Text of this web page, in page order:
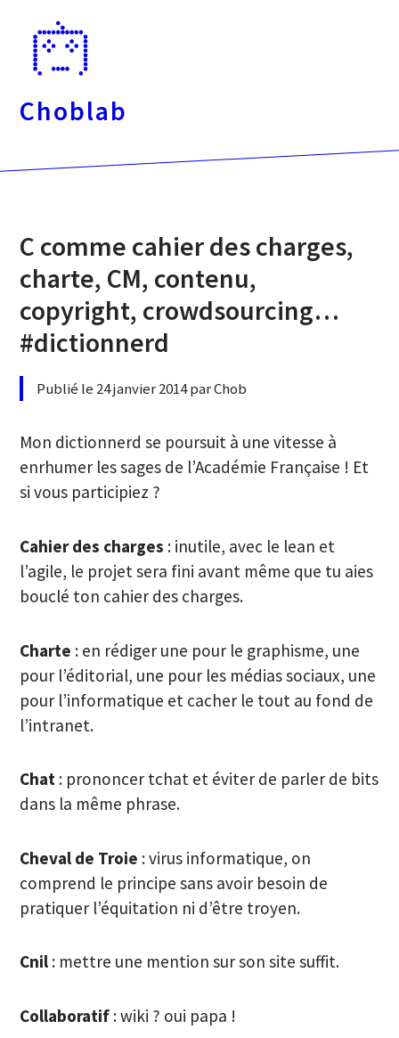
directement
Choblab
C comme cahier des charges,
charte, CM, contenu,
copyright, crowdsourcing…
#dictionnerd
Publié le 24 janvier 2014 par Chob
Mon dictionnerd se poursuit à une vitesse à
enrhumer les sages de l’Académie Française ! Et
si vous participiez ?
Cahier des charges : inutile, avec le lean et
l’agile, le projet sera fini avant même que tu aies
bouclé ton cahier des charges.
Charte : en rédiger une pour le graphisme, une
pour l’éditorial, une pour les médias sociaux, une
pour l’informatique et cacher le tout au fond de
l’intranet.
Chat : prononcer tchat et éviter de parler de bits
dans la même phrase.
Cheval de Troie : virus informatique, on
comprend le principe sans avoir besoin de
pratiquer l’équitation ni d’être troyen.
Cnil : mettre une mention sur son site suffit.
Collaboratif : wiki ? oui papa !